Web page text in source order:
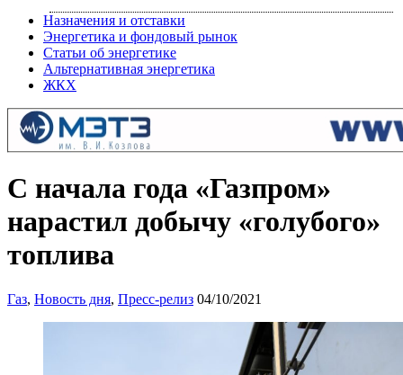
Назначения и отставки
Энергетика и фондовый рынок
Статьи об энергетике
Альтернативная энергетика
ЖКХ
С начала года «Газпром»
нарастил добычу «голубого»
топлива
Газ, Новость дня, Пресс-релиз 04/10/2021